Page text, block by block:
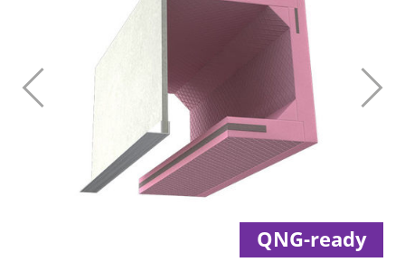
Zurück
QNG-ready